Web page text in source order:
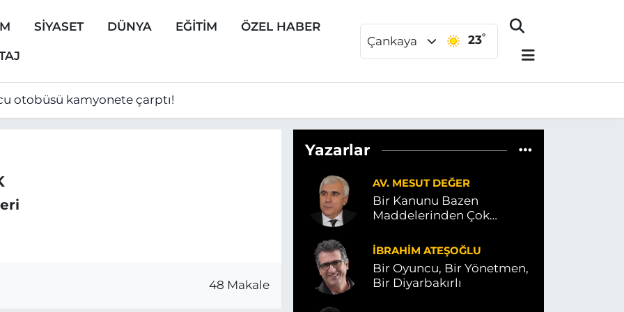
SİYASET DÜNYA EĞİTİM ÖZEL HABER
Çankaya 23°
otobüsü kamyonete çarptı!
48 Makale
Yazarlar
AV. MESUT DEĞER
Bir Kanunu Bazen
Maddelerinden Çok
İBRAHIM ATEŞOĞLU
Bir Oyuncu, Bir Yönetmen,
Bir Diyarbakırlı